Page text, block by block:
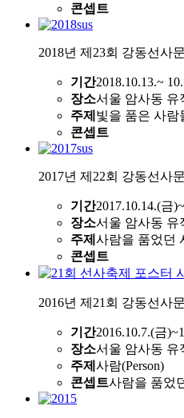
콘셉트
2018년 제23회 강동선사
기간2018.10.13.~
장소서울 암사동 유
주제 빛을 품은 사람
콘셉트
2017년 제22회 강동선사
기간2017.10.14.(금
장소서울 암사동 유
주제 사람을 품었던
콘셉트
2016년 제21회 강동선사
기간2016.10.7.(금
장소서울 암사동 유
주제 사람(Person)
콘셉트사람을 품었